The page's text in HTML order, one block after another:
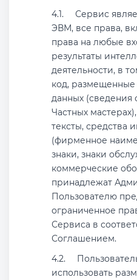
Сервис
ЭВМ, все права,
права на любые
результаты
деятельности, в
код,
данных (сведения
Частных
тексты, средства
(фирменное
знаки, знаки
коммерческие
принадлежат
Пользователю
ограниченное
Сервиса в
Соглашением.
использовать